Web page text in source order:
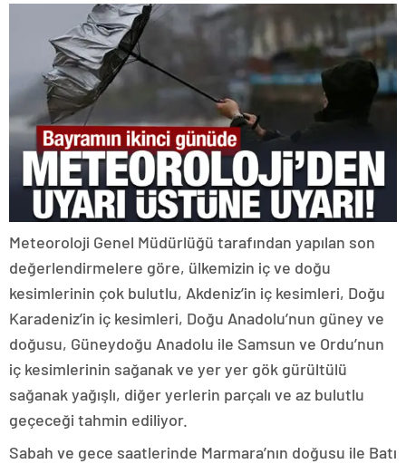
Meteoroloji Genel Müdürlüğü tarafından yapılan son
değerlendirmelere göre, ülkemizin iç ve doğu
kesimlerinin çok bulutlu, Akdeniz’in iç kesimleri, Doğu
Karadeniz’in iç kesimleri, Doğu Anadolu’nun güney ve
doğusu, Güneydoğu Anadolu ile Samsun ve Ordu’nun
iç kesimlerinin sağanak ve yer yer gök gürültülü
sağanak yağışlı, diğer yerlerin parçalı ve az bulutlu
geçeceği tahmin ediliyor.
Sabah ve gece saatlerinde Marmara’nın doğusu ile Batı